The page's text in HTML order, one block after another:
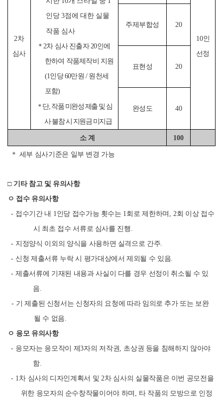
2차
심사
인당 3점에 대한 실물
작품 심사
＊ 2차 심사 진출자 20인에
한하여 작품제작비 지원
(1인당60만원/ 원천세
포함)
＊ 단, 작품 미완성 제출 및 심
사 불참 시 지원금 미지급
10인
선정
주제부합성 20
표현성 20
완성도 40
소 계 100
＊ 세부 심사기준은 일부 변경 가능
□ 기타 참고 및 유의사항
ㅇ 접수 유의사항
- 접수기간 내 1 인당 접수가능 횟수는 1 회로 제한하며 , 2회 이상 접수
시 최초 접수 서류로 심사를 진행
- 지정양식 이외의 양식을 사용하면 실격으로 간주
- 신청 제출서류 누락 시 평가대상에서 제외될 수 있음
-제출서류에 기재된 내용과 사실이 다를 경우 선정이 취소될 수 있
음
- 기 제출된 신청서는 신청자의 요청에 따라 임의로 추가 또는 보완
될 수 없음
ㅇ 응모 유의사항
- 응모자는 응모작이 제3자의 저작권
초상권 등을 침해하지 않아야
함.
- 1 차 심사의 디자인계획서 및 2차 심사의 실물작품은 이번 공모전을
위한 응모자의 순수창작물이어야 하며
타 작품의 모방으로 인정